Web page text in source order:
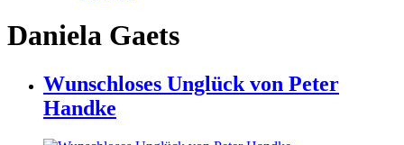
Daniela Gaets
Wunschloses Unglück von Peter
Handke